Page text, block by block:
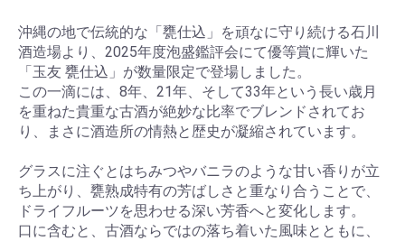
沖縄の地で伝統的な「甕仕込」を頑なに守り続ける石川
酒造場より、2025年度泡盛鑑評会にて優等賞に輝いた
「玉友 甕仕込」が数量限定で登場しました。
この一滴には、8年、21年、そして33年という長い歳月
を重ねた貴重な古酒が絶妙な比率でブレンドされてお
り、まさに酒造所の情熱と歴史が凝縮されています。
グラスに注ぐとはちみつやバニラのような甘い香りが立
ち上がり、甕熟成特有の芳ばしさと重なり合うことで、
ドライフルーツを思わせる深い芳香へと変化します。
口に含むと、古酒ならではの落ち着いた風味とともに、